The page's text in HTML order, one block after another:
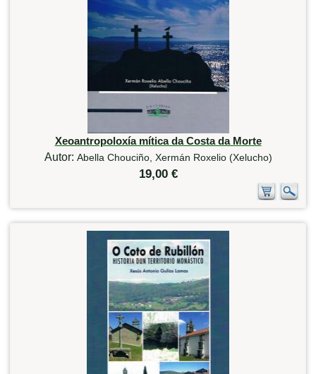
Xeoantropoloxía mítica da Costa da Morte
Autor: Abella Chouciño, Xermán Roxelio (Xelucho)
19,00 €